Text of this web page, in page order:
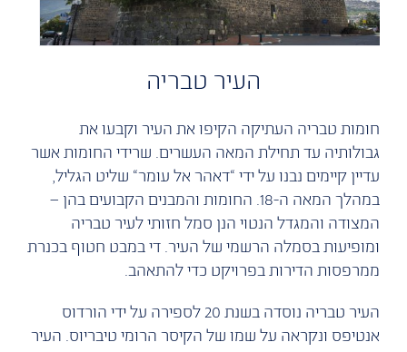
העיר טבריה
חומות ‬טבריה ‬העתיקה הקיפו ‬את העיר וקבעו ‬את
‬גבולותיה ‬עד ‬תחילת המאה ‬העשרים. ‬שרידי ‬החומות ‬אשר
‬עדיין ‬קיימים ‬נבנו ‬על ‬ידי ‬“דאהר ‬אל ‬עומר“ ‬שליט ‬הגליל,
‬במהלך המאה ‬ה-‬18. החומות ‬והמבנים ‬הקבועים ‬בהן ‬–‬
‬המצודה ‬והמגדל ‬הנטוי ‬הנן ‬סמל ‬חזותי ‬לעיר ‬טבריה
‬ומופיעות ‬בסמלה ‬הרשמי ‬של ‬העיר. ‬די ‬במבט ‬חטוף ‬בכנרת
‬ממרפסות ‬הדירות ‬בפרויקט ‬כדי ‬להתאהב. ‬‬‬‬‬‬‬‬‬‬‬‬‬‬‬‬‬‬‬‬‬‬‬‬‬‬‬‬‬‬‬‬‬‬‬‬‬‬‬‬‬‬‬‬‬‬‬‬‬‬‬‬‬‬‬‬‬‬‬‬‬‬‬‬‬‬‬
העיר ‬טבריה ‬נוסדה ‬בשנת ‬20 ‬לספירה על ‬ידי הורדוס
‬אנטיפס ונקראה ‬על ‬שמו ‬של ‬הקיסר ‬הרומי טיבריוס. העיר